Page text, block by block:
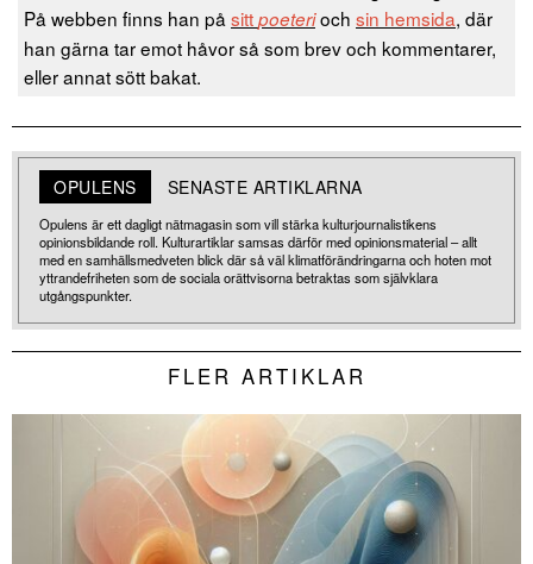
På webben finns han på sittpoeterioch sin hemsida, där
han gärna tar emot håvor så som brev och kommentarer,
eller annat sött bakat.
OPULENS SENASTE ARTIKLARNA
Opulens är ett dagligt nätmagasin som vill stärka kulturjournalistikens
opinionsbildande roll. Kulturartiklar samsas därför med opinionsmaterial – allt
med en samhällsmedveten blick där så väl klimatförändringarna och hoten mot
yttrandefriheten som de sociala orättvisorna betraktas som självklara
utgångspunkter.
FLER ARTIKLAR